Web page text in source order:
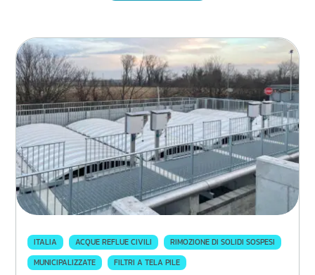
ITALIA ACQUE REFLUE CIVILI
RIMOZIONE DI SOLIDI SOSPESI
MUNICIPALIZZATE
FILTRI A TELA PILE